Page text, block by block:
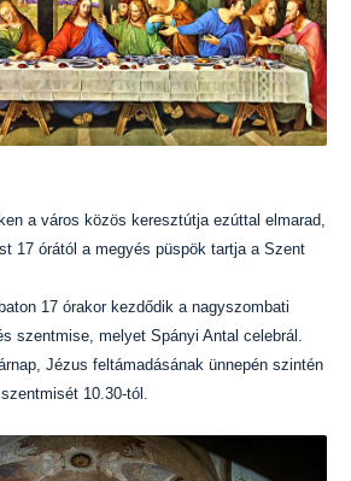
a város közös keresztútja ezúttal elmarad,
17 órától a megyés püspök tartja a Szent
17 órakor kezdődik a nagyszombati
szentmise, melyet Spányi Antal celebrál.
Jézus feltámadásának ünnepén szintén
10.30-tól.